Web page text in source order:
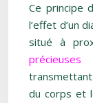
Ce principe
l’effet d’un
situé à
précieuses
du corps et